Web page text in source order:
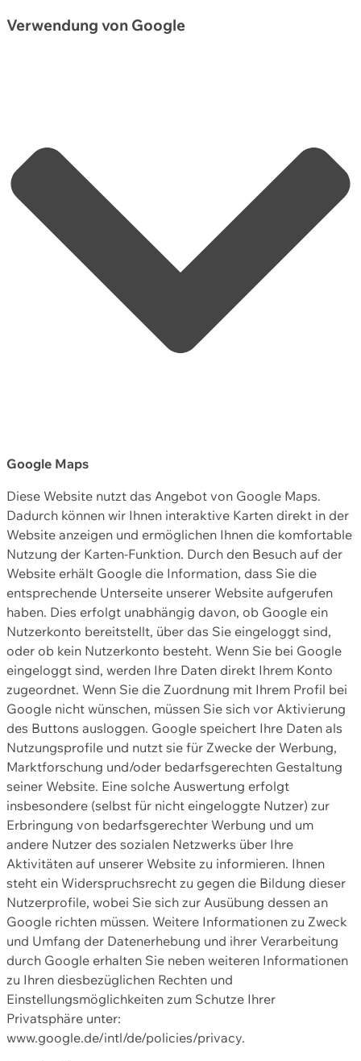
Verwendung von Google
Google Maps
Diese Website nutzt das Angebot von Google Maps.
Dadurch können wir Ihnen interaktive Karten direkt in der
Website anzeigen und ermöglichen Ihnen die komfortable
Nutzung der Karten-Funktion. Durch den Besuch auf der
Website erhält Google die Information, dass Sie die
entsprechende Unterseite unserer Website aufgerufen
haben. Dies erfolgt unabhängig davon, ob Google ein
Nutzerkonto bereitstellt, über das Sie eingeloggt sind,
oder ob kein Nutzerkonto besteht. Wenn Sie bei Google
eingeloggt sind, werden Ihre Daten direkt Ihrem Konto
zugeordnet. Wenn Sie die Zuordnung mit Ihrem Profil bei
Google nicht wünschen, müssen Sie sich vor Aktivierung
des Buttons ausloggen. Google speichert Ihre Daten als
Nutzungsprofile und nutzt sie für Zwecke der Werbung,
Marktforschung und/oder bedarfsgerechten Gestaltung
seiner Website. Eine solche Auswertung erfolgt
insbesondere (selbst für nicht eingeloggte Nutzer) zur
Erbringung von bedarfsgerechter Werbung und um
andere Nutzer des sozialen Netzwerks über Ihre
Aktivitäten auf unserer Website zu informieren. Ihnen
steht ein Widerspruchsrecht zu gegen die Bildung dieser
Nutzerprofile, wobei Sie sich zur Ausübung dessen an
Google richten müssen. Weitere Informationen zu Zweck
und Umfang der Datenerhebung und ihrer Verarbeitung
durch Google erhalten Sie neben weiteren Informationen
zu Ihren diesbezüglichen Rechten und
Einstellungsmöglichkeiten zum Schutze Ihrer
Privatsphäre unter:
www.google.de/intl/de/policies/privacy.